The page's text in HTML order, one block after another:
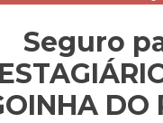
Seguro
DO